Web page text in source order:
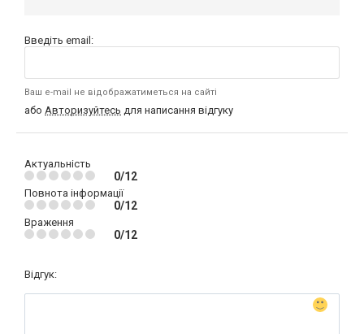
Введіть email:
Ваш e-mail не відображатиметься на сайті
або Авторизуйтесь для написання відгуку
Актуальність
0/12
Повнота інформації
0/12
Враження
0/12
Відгук: